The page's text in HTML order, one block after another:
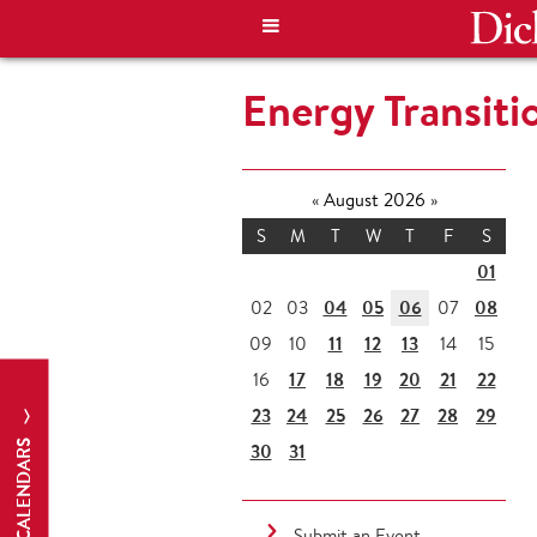
CALENDARS
Energy
«August 2026 »
S
M T W T F S
01
02 03 04 05 06 07 08
09 10 11 12 13 14
15
16
17 18 19 20 21
22
23
24 25 26 27 28
29
30
31